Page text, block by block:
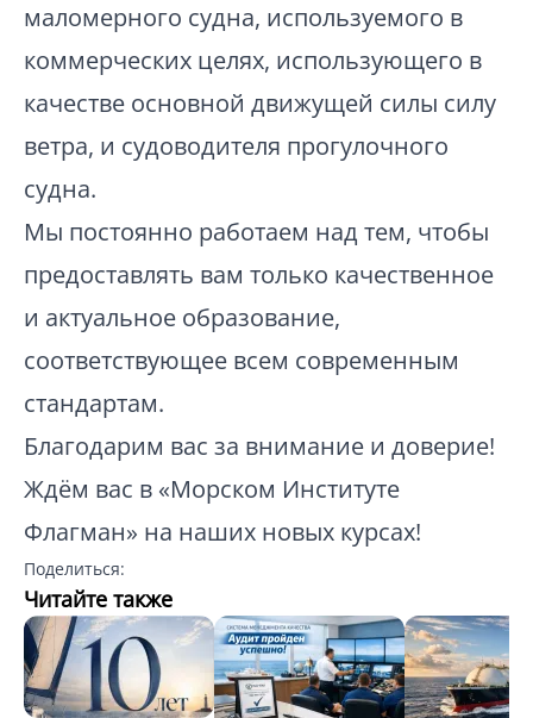
маломерного судна, используемого в
коммерческих целях, использующего в
качестве основной движущей силы силу
ветра, и судоводителя прогулочного
судна.
Мы постоянно работаем над тем, чтобы
предоставлять вам только качественное
и актуальное образование,
соответствующее всем современным
стандартам.
Благодарим вас за внимание и доверие!
Ждём вас в «Морском Институте
Флагман» на наших новых курсах!
Поделиться:
Читайте также